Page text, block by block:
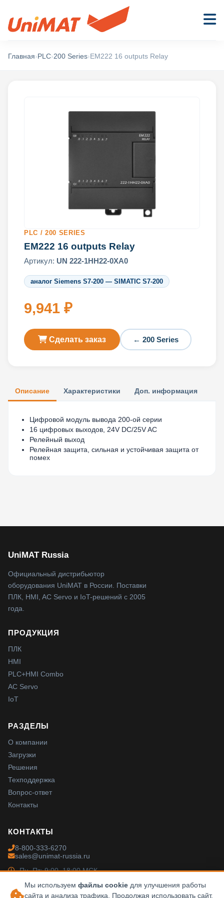
Главная› PLC›200 Series› EM222 16 outputs Relay
PLC / 200 SERIES
EM222 16 outputs Relay
Артикул: UN 222-1HH22-0XA0
аналог Siemens S7-200 — SIMATIC S7-200
9,941 ₽
Сделать заказ ← 200 Series
Описание Характеристики Доп. информация
Цифровой модуль вывода 200-ой серии
16 цифровых выходов, 24V DC/25V AC
Релейный выход
Релейная защита, сильная и устойчивая защита от
помех
UniMAT Russia
Официальный дистрибьютор
оборудования UniMAT в России. Поставки
ПЛК, HMI, AC Servo и IoT-решений с 2005
года.
ПРОДУКЦИЯ
ПЛК
HMI
PLC+HMI Combo
AC Servo
IoT
РАЗДЕЛЫ
О компании
Загрузки
Решения
Техподдержка
Вопрос-ответ
Контакты
КОНТАКТЫ
8-800-333-6270
sales@unimat-russia.ru
Пн–Пт: 9:00–18:00 МСК
Мы используем файлы cookie для улучшения работы
сайта и анализа трафика. Продолжая использовать сайт,